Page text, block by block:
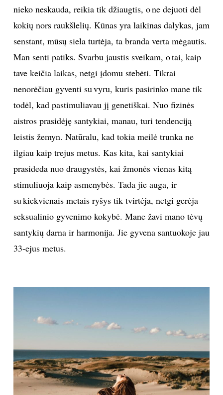
nieko neskauda, reikia tik džiaugtis, o ne dejuoti dėl
kokių nors raukšlelių. Kūnas yra laikinas dalykas, jam
senstant, mūsų siela turtėja, ta branda verta mėgautis.
Man senti patiks. Svarbu jaustis sveikam, o tai, kaip
tave keičia laikas, netgi įdomu stebėti. Tikrai
nenorėčiau gyventi su vyru, kuris pasirinko mane tik
todėl, kad pastimuliavau jį genetiškai. Nuo fizinės
aistros prasidėję santykiai, manau, turi tendenciją
leistis žemyn. Natūralu, kad tokia meilė trunka ne
ilgiau kaip trejus metus. Kas kita, kai santykiai
prasideda nuo draugystės, kai žmonės vienas kitą
stimuliuoja kaip asmenybės. Tada jie auga, ir
su kiekvienais metais ryšys tik tvirtėja, netgi gerėja
seksualinio gyvenimo kokybė. Mane žavi mano tėvų
santykių darna ir harmonija. Jie gyvena santuokoje jau
33-ejus metus.